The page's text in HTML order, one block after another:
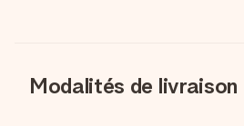
Modalités de livraison